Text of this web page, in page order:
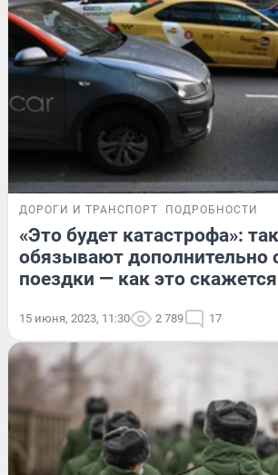
ДОРОГИ И ТРАНСПОРТ ПОДРОБНОСТИ
«Это будет катастрофа»:
обязывают дополнительно
поездки — как это
15 июня, 2023, 11:30 2 789 17